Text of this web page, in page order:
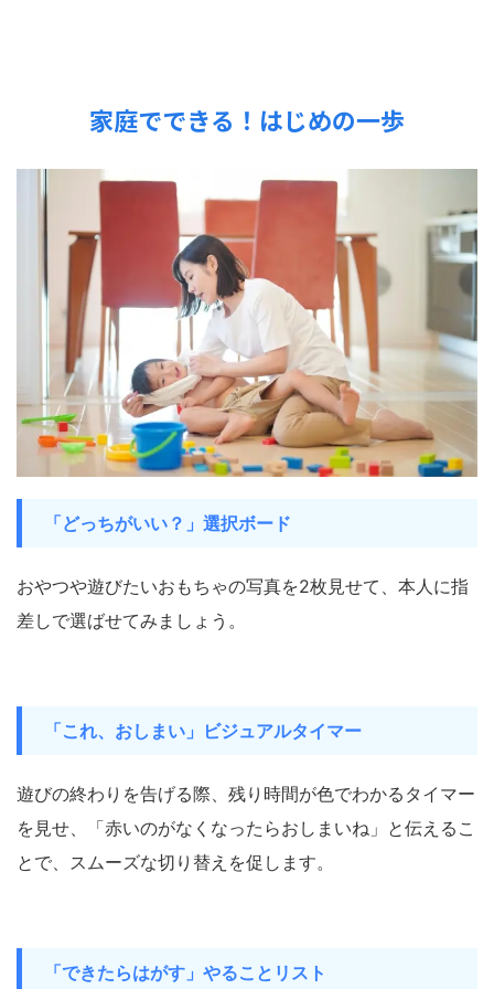
家庭でできる！はじめの一歩
「どっちがいい？」選択ボード
おやつや遊びたいおもちゃの写真を2枚見せて、本人に指
差しで選ばせてみましょう。
「これ、おしまい」ビジュアルタイマー
遊びの終わりを告げる際、残り時間が色でわかるタイマー
を見せ、「赤いのがなくなったらおしまいね」と伝えるこ
とで、スムーズな切り替えを促します。
「できたらはがす」やることリスト